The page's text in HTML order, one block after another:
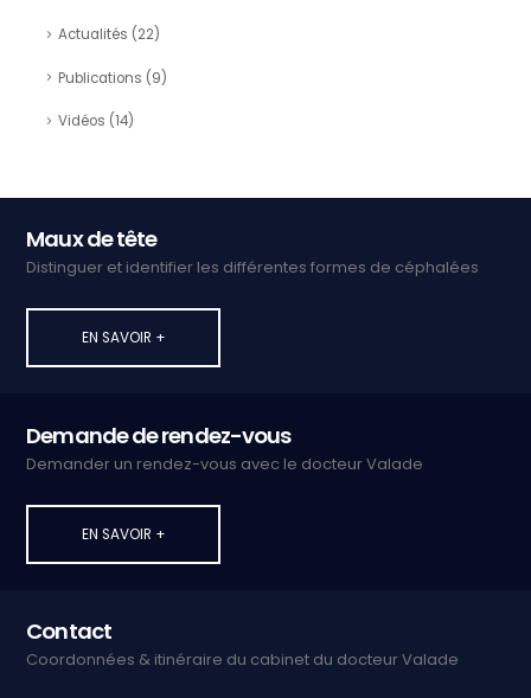
Actualités (22)
Publications (9)
Vidéos (14)
Maux de tête
Distinguer et identifier les différentes formes de céphalées
EN SAVOIR +
Demande de rendez-vous
Demander un rendez-vous avec le docteur Valade
EN SAVOIR +
Contact
Coordonnées & itinéraire du cabinet du docteur Valade